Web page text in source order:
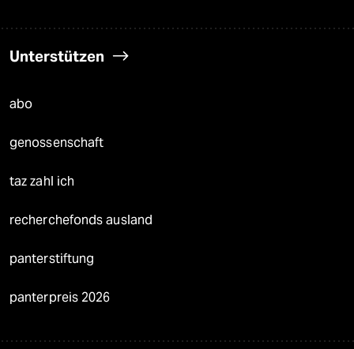
Unterstützen
abo
genossenschaft
taz zahl ich
recherchefonds ausland
panterstiftung
panterpreis 2026